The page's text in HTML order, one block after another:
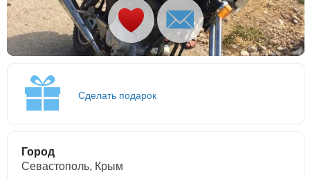
Сделать подарок
Город
Севастополь, Крым